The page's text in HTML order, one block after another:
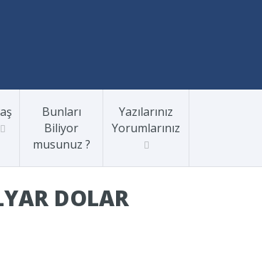
Bunları
Biliyor
musunuz ?
Yazılarınız
Yorumlarınız
DOLAR